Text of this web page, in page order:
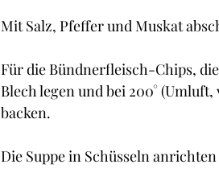
Mit Salz, Pfeffer und Muskat
Für die Bündnerfleisch-Chips,
Blech legen und bei 200°
backen.
Die Suppe in Schüsseln